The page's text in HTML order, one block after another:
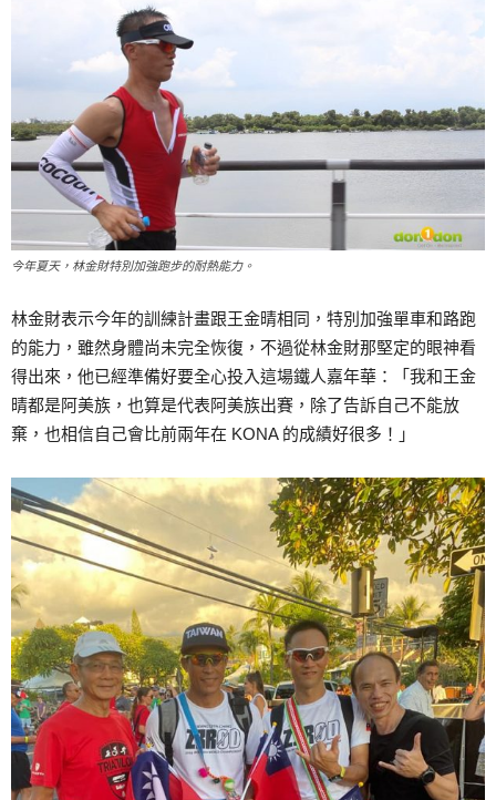
今年夏天，林金財特別加強跑步的耐熱能力。
林金財表示今年的訓練計畫跟王金晴相同，特別加強單車和路跑
的能力，雖然身體尚未完全恢復，不過從林金財那堅定的眼神看
得出來，他已經準備好要全心投入這場鐵人嘉年華：「我和王金
晴都是阿美族，也算是代表阿美族出賽，除了告訴自己不能放
棄，也相信自己會比前兩年在 KONA 的成績好很多！」